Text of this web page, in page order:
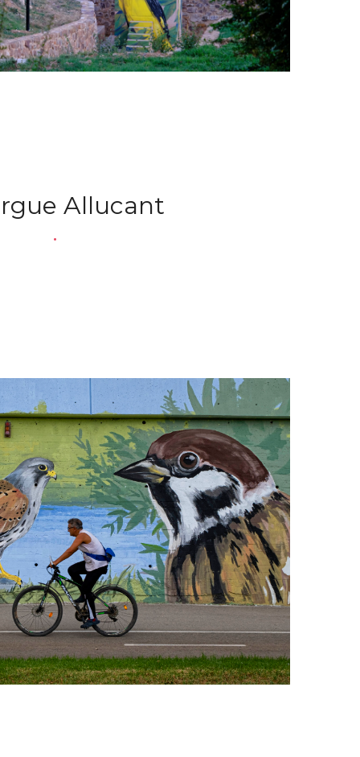
Allucant
.